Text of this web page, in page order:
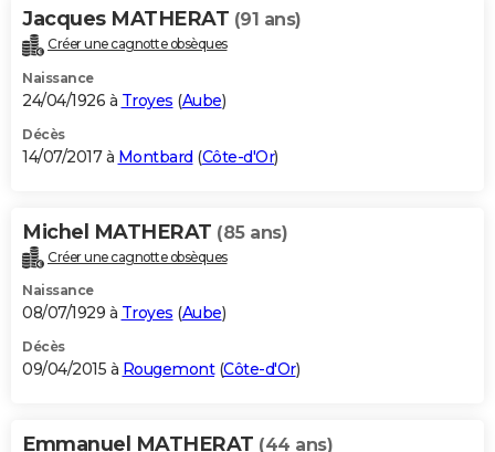
Jacques MATHERAT (91 ans)
Créer une cagnotte obsèques
Naissance
24/04/1926 à Troyes (Aube)
Décès
14/07/2017 à Montbard (Côte-d'Or)
Michel MATHERAT (85 ans)
Créer une cagnotte obsèques
Naissance
08/07/1929 à Troyes (Aube)
Décès
09/04/2015 à Rougemont(Côte-d'Or)
Emmanuel MATHERAT (44 ans)